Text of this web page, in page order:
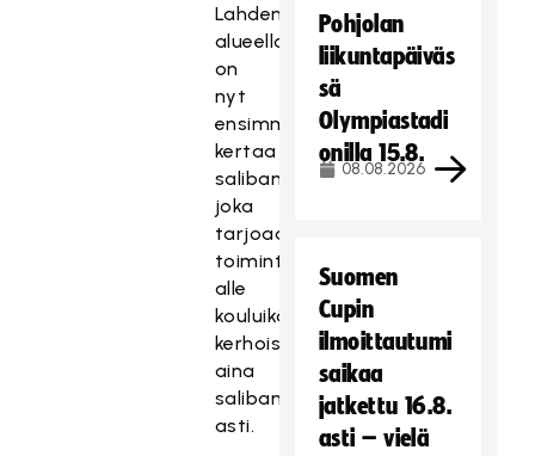
Lahden
alueella
on
nyt
ensimmäistä
kertaa
salibandyseura,
joka
tarjoaa
toimintaa
alle
kouluikäisten
kerhoista
aina
salibandyliigaan
asti.
Pohjolan
liikuntapäiväs
sä
Olympiastadi
onilla 15.8.
08.08.2026
Suomen
Cupin
ilmoittautumi
saikaa
jatkettu 16.8.
asti – vielä